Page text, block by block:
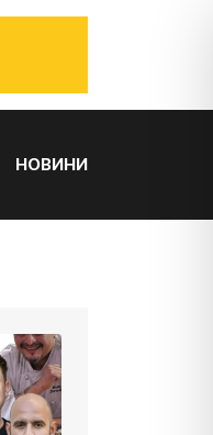
НОВИНИ